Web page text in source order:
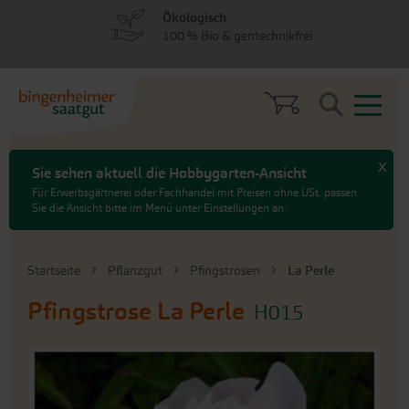
Sie sehen aktuell die Hobbygarten-Ansicht
Für Erwerbsgärtnerei oder Fachhandel mit Preisen ohne USt. passen
Sie die Ansicht bitte im Menü unter Einstellungen an.
x
Search
Startseite Pflanzgut Pfingstrosen La Perle
Pfingstrose La Perle H015
An
Ökologisch
100 % Bio & gentechnikfrei